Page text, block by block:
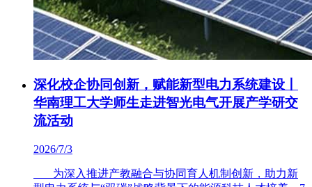
深化校企协同创新，赋能新型电力系统建设丨
华南理工大学师生走进智光电气开展产学研交
流活动
2026/7/3
为深入推进产教融合与协同育人机制创新，助力新